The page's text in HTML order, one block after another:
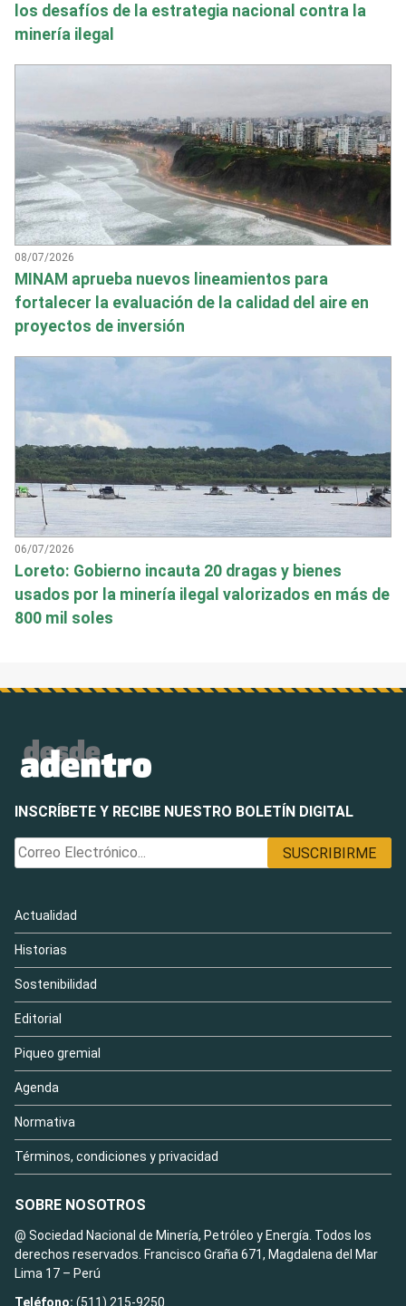
los desafíos de la estrategia nacional contra la
minería ilegal
08/07/2026
MINAM aprueba nuevos lineamientos para
fortalecer la evaluación de la calidad del aire en
proyectos de inversión
06/07/2026
Loreto: Gobierno incauta 20 dragas y bienes
usados por la minería ilegal valorizados en más de
800 mil soles
INSCRÍBETE Y RECIBE NUESTRO BOLETÍN DIGITAL
Actualidad
Historias
Sostenibilidad
Editorial
Piqueo gremial
Agenda
Normativa
Términos, condiciones y privacidad
SOBRE NOSOTROS
@ Sociedad Nacional de Minería, Petróleo y Energía. Todos los
derechos reservados. Francisco Graña 671, Magdalena del Mar
Lima 17 – Perú
Teléfono: (511) 215-9250